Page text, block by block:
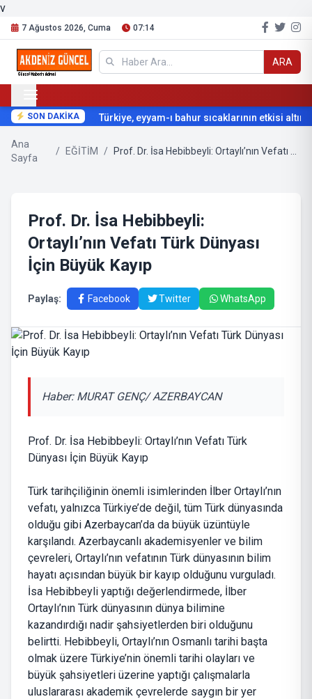
v
7 Ağustos 2026, Cuma 07:14
ARA
SON DAKİKA Türkiye, eyyam-ı bahur sıcaklarının etkisi altına
Ana
Sayfa
/ EĞİTİM /
Prof. Dr. İsa Hebibbeyli:
Ortaylı’nın Vefatı Türk Dünyası
İçin Büyük Kayıp
Paylaş: Facebook Twitter WhatsApp
Haber: MURAT GENÇ/ AZERBAYCAN
Prof. Dr. İsa Hebibbeyli: Ortaylı’nın Vefatı Türk
Dünyası İçin Büyük Kayıp
Türk tarihçiliğinin önemli isimlerinden İlber Ortaylı’nın
vefatı, yalnızca Türkiye’de değil, tüm Türk dünyasında
olduğu gibi Azerbaycan’da da büyük üzüntüyle
karşılandı. Azerbaycanlı akademisyenler ve bilim
çevreleri, Ortaylı’nın vefatının Türk dünyasının bilim
hayatı açısından büyük bir kayıp olduğunu vurguladı.
İsa Hebibbeyli yaptığı değerlendirmede, İlber
Ortaylı’nın Türk dünyasının dünya bilimine
kazandırdığı nadir şahsiyetlerden biri olduğunu
belirtti. Hebibbeyli, Ortaylı’nın Osmanlı tarihi başta
olmak üzere Türkiye’nin önemli tarihi olayları ve
büyük şahsiyetleri üzerine yaptığı çalışmalarla
uluslararası akademik çevrelerde saygın bir yer